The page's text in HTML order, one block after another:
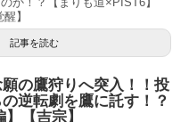
】
記事を読む
願の鷹狩りへ突入！！投
逆転劇を鷹に託す！？
】【吉宗】